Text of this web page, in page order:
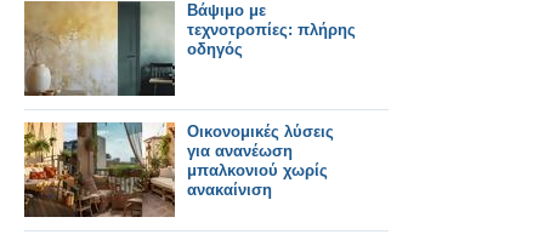
Βάψιμο με
τεχνοτροπίες: πλήρης
οδηγός
Οικονομικές λύσεις
για ανανέωση
μπαλκονιού χωρίς
ανακαίνιση